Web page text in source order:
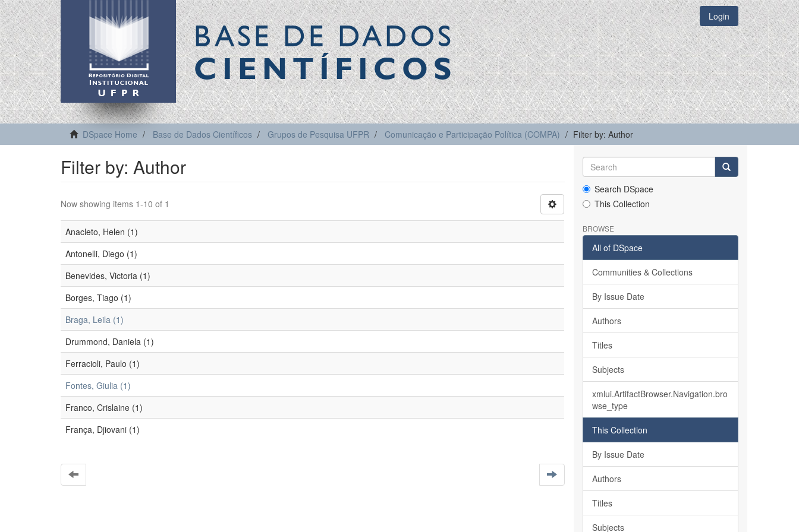
BASE DE DADOS
CIENTÍFICOS
Login
DSpace Home Base de Dados Científicos Grupos de Pesquisa UFPR Comunicação e Participação Política (COMPA) Filter by: Author
Filter by: Author
Now showing items 1-10 of 1
Anacleto, Helen (1)
Antonelli, Diego (1)
Benevides, Victoria (1)
Borges, Tiago (1)
Braga, Leila (1)
Drummond, Daniela (1)
Ferracioli, Paulo (1)
Fontes, Giulia (1)
Franco, Crislaine (1)
França, Djiovani (1)
Search DSpace
This Collection
BROWSE
All of DSpace
Communities & Collections
By Issue Date
Authors
Titles
Subjects
xmlui.ArtifactBrowser.Navigation.bro
wse_type
This Collection
By Issue Date
Authors
Titles
Subjects